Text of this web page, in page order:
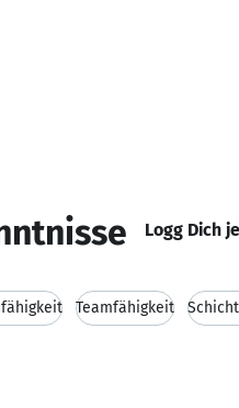
Logg Dich
Teamfähigkeit